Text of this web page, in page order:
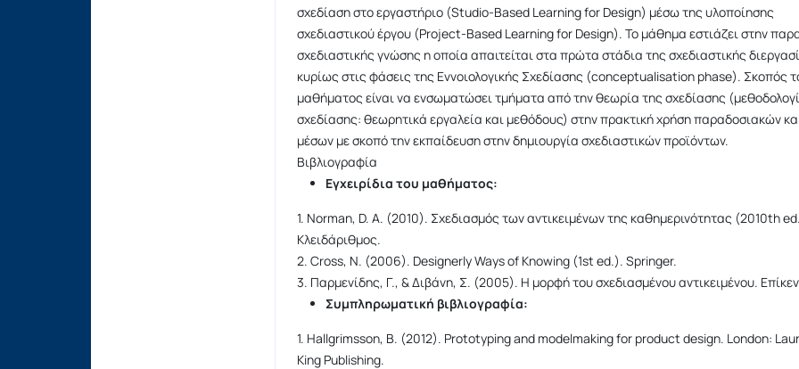
σχεδίαση στο εργαστήριο (Studio-Based Learning for Design) μέσω της υλοποίησης
σχεδιαστικού έργου (Project-Based Learning for Design). Το μάθημα εστιάζει στην
σχεδιαστικής γνώσης η οποία απαιτείται στα πρώτα στάδια της σχεδιαστικής
κυρίως στις φάσεις της Εννοιολογικής Σχεδίασης (conceptualisation phase). Σκοπός
μαθήματος είναι να ενσωματώσει τμήματα από την θεωρία της σχεδίασης
σχεδίασης: θεωρητικά εργαλεία και μεθόδους) στην πρακτική χρήση παραδοσιακών
μέσων με σκοπό την εκπαίδευση στην δημιουργία σχεδιαστικών προϊόντων.
Βιβλιογραφία
Εγχειρίδια του μαθήματος:
1. Norman, D. A. (2010). Σχεδιασμός των αντικειμένων της καθημερινότητας (2010th
Κλειδάριθμος.
2. Cross, N. (2006). Designerly Ways of Knowing (1st ed.). Springer.
3. Παρμενίδης, Γ., & Διβάνη, Σ. (2005). Η μορφή του σχεδιασμένου αντικειμένου.
Συμπληρωματική βιβλιογραφία:
1. Hallgrimsson, B. (2012). Prototyping and modelmaking for product design. London:
King Publishing.